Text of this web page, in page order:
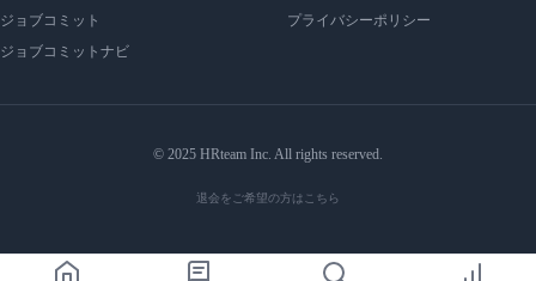
ジョブコミット
ジョブコミットナビ
プライバシーポリシー
© 2025 HRteam Inc. All rights reserved.
退会をご希望の方はこちら